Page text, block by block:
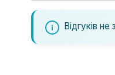
Відгуків